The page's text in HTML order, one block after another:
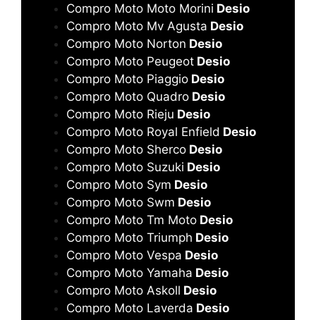
Compro Moto Moto Morini Desio
Compro Moto Mv Agusta Desio
Compro Moto Norton Desio
Compro Moto Peugeot Desio
Compro Moto Piaggio Desio
Compro Moto Quadro Desio
Compro Moto Rieju Desio
Compro Moto Royal Enfield Desio
Compro Moto Sherco Desio
Compro Moto Suzuki Desio
Compro Moto Sym Desio
Compro Moto Swm Desio
Compro Moto Tm Moto Desio
Compro Moto Triumph Desio
Compro Moto Vespa Desio
Compro Moto Yamaha Desio
Compro Moto Askoll Desio
Compro Moto Laverda Desio